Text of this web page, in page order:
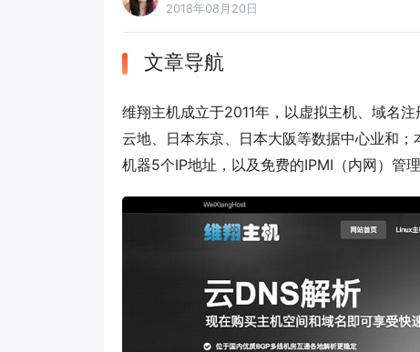
2018年08月20日
文章导航
维翔主机成立于2011年，以虚拟主机、域名
云地、日本东京、日本大阪等数据中心业和
机器5个IP地址，以及免费的IPMI（内网）管